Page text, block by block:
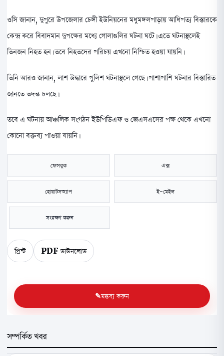
ওসি জানান, দুপুরে উপজেলার চেঙ্গী ইউনিয়নের মধুমঙ্গলপাড়ায় আধিপত্য বিস্তারকে
কেন্দ্র করে বিবাদমান দুপক্ষের মধ্যে গোলাগুলির ঘটনা ঘটে। এতে ঘটনাস্থলেই
তিনজন নিহত হন। তবে নিহতদের পরিচয় এখনো নিশ্চিত হওয়া যায়নি।
তিনি আরও জানান, লাশ উদ্ধারে পুলিশ ঘটনাস্থলে গেছে। পাশাপাশি ঘটনার বিস্তারিত
জানতে তদন্ত চলছে।
তবে এ ঘটনায় আঞ্চলিক সংগঠন ইউপিডিএফ ও জেএসএসের পক্ষ থেকে এখনো
কোনো বক্তব্য পাওয়া যায়নি।
ফেসবুক এক্স
হোয়াটসঅ্যাপ ই-মেইল
সংরক্ষণ করুন
প্রিন্ট PDF ডাউনলোড
মন্তব্য করুন
সম্পর্কিত খবর